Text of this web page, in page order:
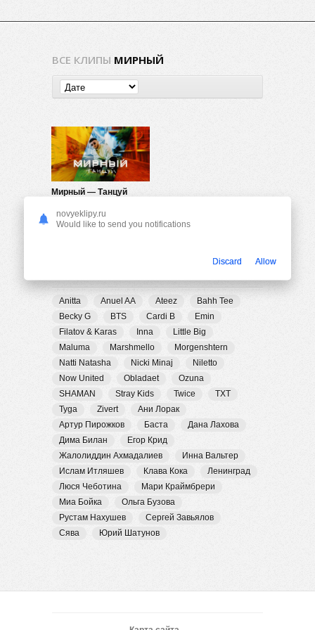
ВСЕ КЛИПЫ МИРНЫЙ
Мирный — Танцуй
Anitta Anuel AA Ateez
Bahh Tee
Becky G
BTS Cardi B
Emin
Filatov & Karas
Inna
Little Big
Maluma
Marshmello
Morgenshtern
Natti Natasha
Nicki Minaj
Niletto
Now United
Obladaet
Ozuna
SHAMAN
Stray Kids Twice
TXT
Tyga
Zivert
Ани Лорак
Артур Пирожков
Баста
Дана Лахова
Дима Билан
Егор Крид
Жалолиддин Ахмадалиев
Инна Вальтер
Ислам Итляшев
Клава Кока
Ленинград
Люся Чеботина
Мари Краймбрери
Миа Бойка
Ольга Бузова
Рустам Нахушев
Сергей Завьялов
Сява
Юрий Шатунов
novyeklipy.ru
Would like to send you notifications
Discard Allow